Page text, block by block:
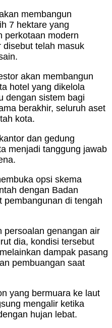
membangun
7 hektare yang
perkotaan modern
disebut telah masuk
akan membangun
hotel yang dikelola
dengan sistem bagi
berakhir, seluruh aset
kota.
dan gedung
menjadi tanggung jawab
opsi skema
dengan Badan
pembangunan di tengah
persoalan genangan air
dia, kondisi tersebut
dampak pasang
pembuangan saat
yang bermuara ke laut
mengalir ketika
hujan lebat.